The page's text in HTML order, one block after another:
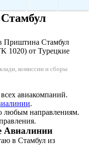
Приштина Стамбул
1020) от Турецкие
комиссии и сборы
авиакомпаний.
.
любым направлениям.
Авиалинии
в Стамбул из